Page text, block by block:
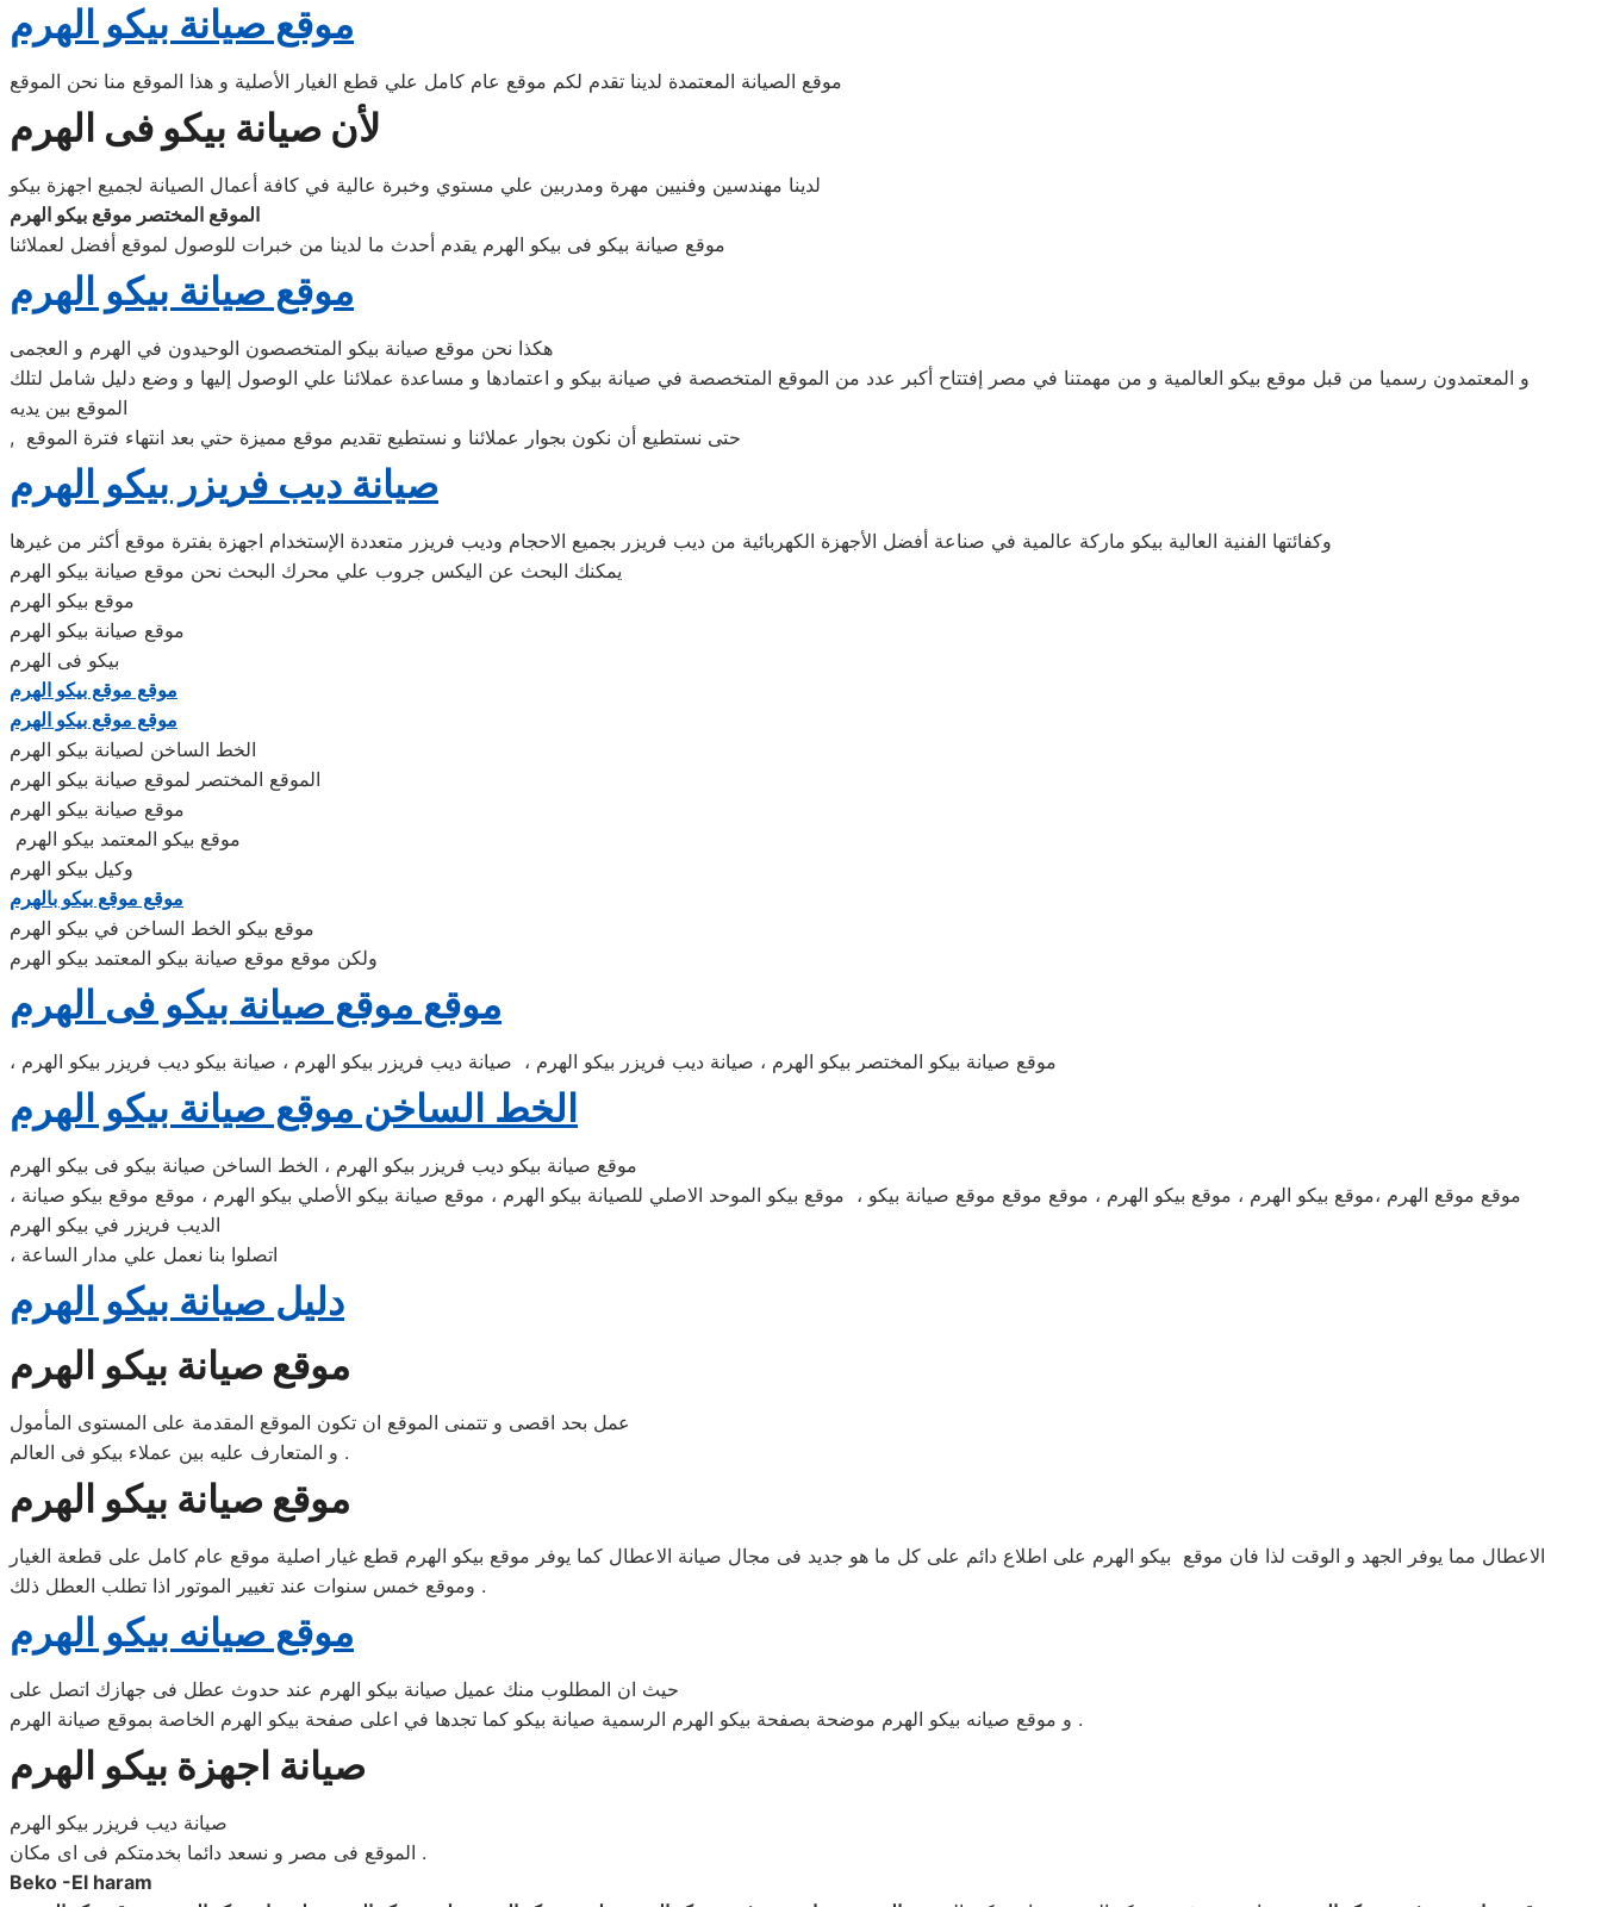
موقع صيانة بيكو الهرم
موقع الصيانة المعتمدة لدينا تقدم لكم موقع عام كامل علي قطع الغيار الأصلية و هذا الموقع منا نحن الموقع
لأن صيانة بيكو فى الهرم
لدينا مهندسين وفنيين مهرة ومدربين علي مستوي وخبرة عالية في كافة أعمال الصيانة لجميع اجهزة بيكو
الموقع المختصر موقع بيكو الهرم
موقع صيانة بيكو فى بيكو الهرم يقدم أحدث ما لدينا من خبرات للوصول لموقع أفضل لعملائنا
موقع صيانة بيكو الهرم
هكذا نحن موقع صيانة بيكو المتخصصون الوحيدون في الهرم و العجمى
و المعتمدون رسميا من قبل موقع بيكو العالمية و من مهمتنا في مصر إفتتاح أكبر عدد من الموقع المتخصصة في صيانة بيكو و اعتمادها و مساعدة عملائنا علي الوصول إليها و وضع دليل شامل لتلك
الموقع بين يديه
, حتى نستطيع أن نكون بجوار عملائنا و نستطيع تقديم موقع مميزة حتي بعد انتهاء فترة الموقع
صيانة ديب فريزر بيكو الهرم
وكفائتها الفنية العالية بيكو ماركة عالمية في صناعة أفضل الأجهزة الكهربائية من ديب فريزر بجميع الاحجام وديب فريزر متعددة الإستخدام اجهزة بفترة موقع أكثر من غيرها
يمكنك البحث عن اليكس جروب علي محرك البحث نحن موقع صيانة بيكو الهرم
موقع بيكو الهرم
موقع صيانة بيكو الهرم
بيكو فى الهرم
موقع موقع بيكو الهرم
موقع موقع بيكو الهرم
الخط الساخن لصيانة بيكو الهرم
الموقع المختصر لموقع صيانة بيكو الهرم
موقع صيانة بيكو الهرم
موقع بيكو المعتمد بيكو الهرم
وكيل بيكو الهرم
موقع موقع بيكو بالهرم
موقع بيكو الخط الساخن في بيكو الهرم
ولكن موقع موقع صيانة بيكو المعتمد بيكو الهرم
موقع موقع صيانة بيكو فى الهرم
، موقع صيانة بيكو المختصر بيكو الهرم ، صيانة ديب فريزر بيكو الهرم ، صيانة ديب فريزر بيكو الهرم ، صيانة بيكو ديب فريزر بيكو الهرم
الخط الساخن موقع صيانة بيكو الهرم
موقع صيانة بيكو ديب فريزر بيكو الهرم ، الخط الساخن صيانة بيكو فى بيكو الهرم
، موقع موقع الهرم ،موقع بيكو الهرم ، موقع بيكو الهرم ، موقع موقع موقع صيانة بيكو ، موقع بيكو الموحد الاصلي للصيانة بيكو الهرم ، موقع صيانة بيكو الأصلي بيكو الهرم ، موقع موقع بيكو صيانة
الديب فريزر في بيكو الهرم
، اتصلوا بنا نعمل علي مدار الساعة
دليل صيانة بيكو الهرم
موقع صيانة بيكو الهرم
عمل بحد اقصى و تتمنى الموقع ان تكون الموقع المقدمة على المستوى المأمول
و المتعارف عليه بين عملاء بيكو فى العالم .
موقع صيانة بيكو الهرم
الاعطال مما يوفر الجهد و الوقت لذا فان موقع بيكو الهرم على اطلاع دائم على كل ما هو جديد فى مجال صيانة الاعطال كما يوفر موقع بيكو الهرم قطع غيار اصلية موقع عام كامل على قطعة الغيار
وموقع خمس سنوات عند تغيير الموتور اذا تطلب العطل ذلك .
موقع صيانه بيكو الهرم
حيث ان المطلوب منك عميل صيانة بيكو الهرم عند حدوث عطل فى جهازك اتصل على
و موقع صيانه بيكو الهرم موضحة بصفحة بيكو الهرم الرسمية صيانة بيكو كما تجدها في اعلى صفحة بيكو الهرم الخاصة بموقع صيانة الهرم .
صيانة اجهزة بيكو الهرم
صيانة ديب فريزر بيكو الهرم
الموقع فى مصر و نسعد دائما بخدمتكم فى اى مكان .
Beko -El haram